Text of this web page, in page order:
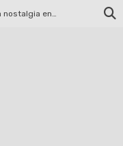
Syot abraza la nostalgia en «Blame», el primer adelanto de su EP debut